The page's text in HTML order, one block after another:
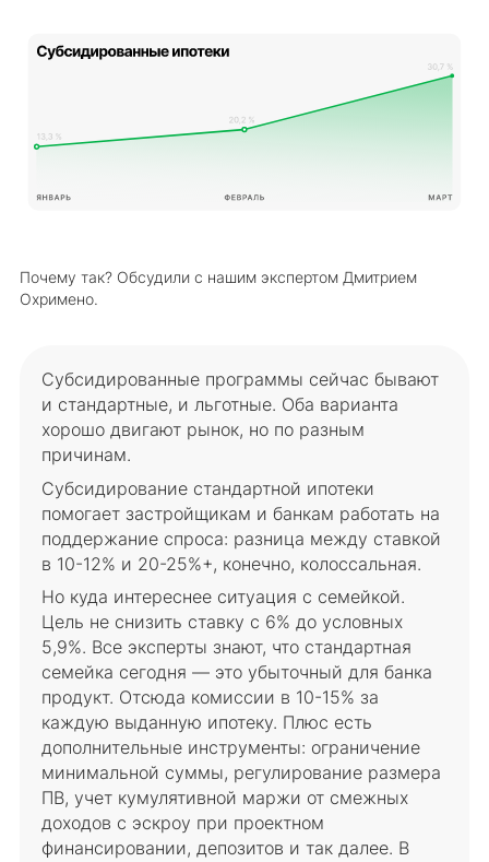
Почему так? Обсудили с нашим экспертом Дмитрием
Охримено.
Субсидированные программы сейчас бывают
и стандартные, и льготные. Оба варианта
хорошо двигают рынок, но по разным
причинам.
Субсидирование стандартной ипотеки
помогает застройщикам и банкам работать на
поддержание спроса: разница между ставкой
в 10-12% и 20-25%+, конечно, колоссальная.
Но куда интереснее ситуация с семейкой.
Цель не снизить ставку с 6% до условных
5,9%. Все эксперты знают, что стандартная
семейка сегодня — это убыточный для банка
продукт. Отсюда комиссии в 10-15% за
каждую выданную ипотеку. Плюс есть
дополнительные инструменты: ограничение
минимальной суммы, регулирование размера
ПВ, учет кумулятивной маржи от смежных
доходов с эскроу при проектном
финансировании, депозитов и так далее. В